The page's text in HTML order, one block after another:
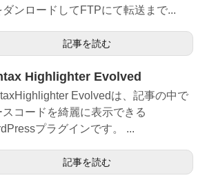
ダンロードしてFTPにて転送まで...
記事を読む
Highlighter Evolved
Evolvedは、記事の中で
スコードを綺麗に表示できる
プラグインです。 ...
記事を読む